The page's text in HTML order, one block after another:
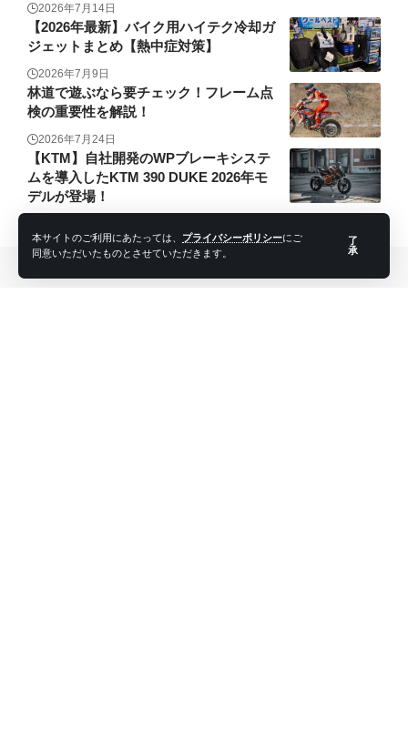
本サイトのご利用にあたっては、 プライバシーポリシーにご
同意いただいたものとさせていただきます。
了
承
2026年7月14日
【2026年最新】バイク用ハイテク冷却ガ
ジェットまとめ【熱中症対策】
2026年7月9日
林道で遊ぶなら要チェック！フレーム点
検の重要性を解説！
2026年7月24日
【KTM】自社開発のWPブレーキシステ
ムを導入したKTM 390 DUKE 2026年モ
デルが登場！